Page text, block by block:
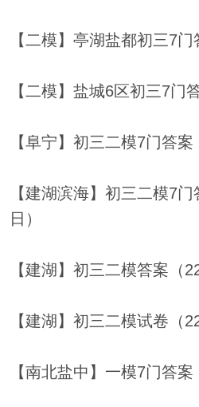
【二模】亭湖盐都初三7门
【二模】盐城6区初三7门
【阜宁】初三二模7门答案
【建湖滨海】初三二模7
日）
【建湖】初三二模答案（
【建湖】初三二模试卷（
【南北盐中】一模7门答案